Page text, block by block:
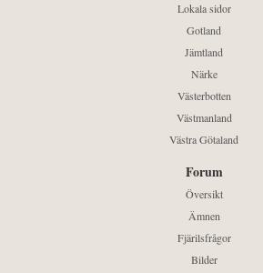
Lokala sidor
Gotland
Jämtland
Närke
Västerbotten
Västmanland
Västra Götaland
Forum
Översikt
Ämnen
Fjärilsfrågor
Bilder